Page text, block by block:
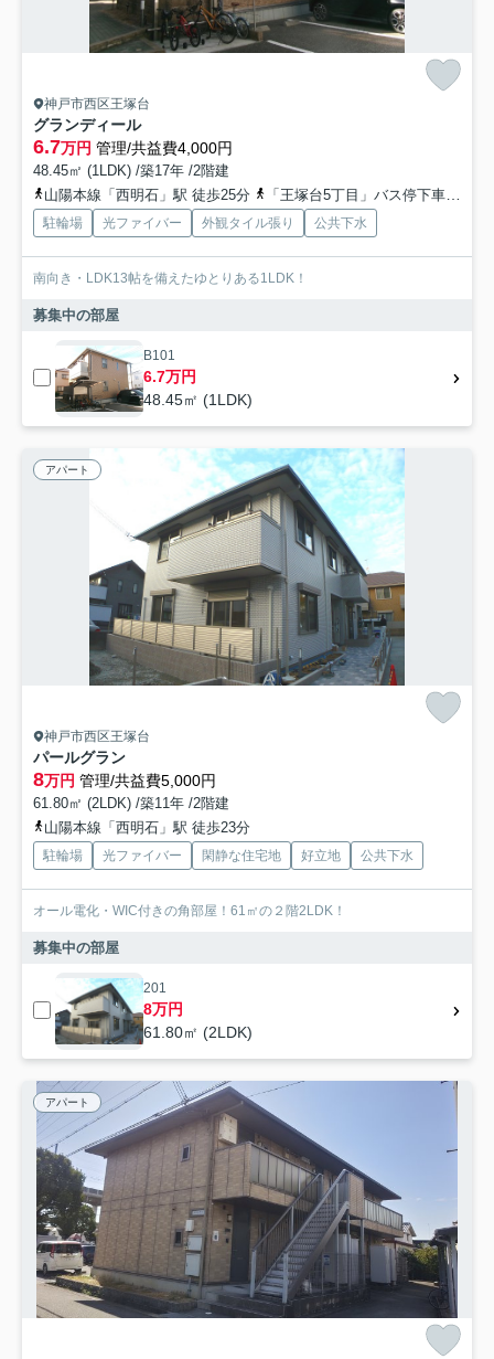
神戸市西区王塚台
グランディール
6.7万円 管理/共益費4,000円
48.45㎡ (1LDK) /築17年 /2階建
山陽本線「西明石」駅 徒歩25分
「王塚台5丁目」バス停下車 徒歩5分
駐輪場 光ファイバー 外観タイル張り 公共下水
南向き・LDK13帖を備えたゆとりある1LDK！
募集中の部屋
B101
6.7万円
48.45㎡ (1LDK)
アパート
神戸市西区王塚台
パールグラン
8万円 管理/共益費5,000円
61.80㎡ (2LDK) /築11年 /2階建
山陽本線「西明石」駅 徒歩23分
駐輪場 光ファイバー 閑静な住宅地 好立地 公共下水
オール電化・WIC付きの角部屋！61㎡の２階2LDK！
募集中の部屋
201
8万円
61.80㎡ (2LDK)
アパート